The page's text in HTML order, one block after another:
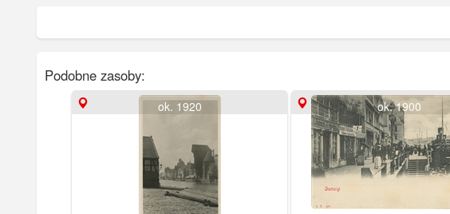
Podobne zasoby:
ok. 1920 ok. 1900